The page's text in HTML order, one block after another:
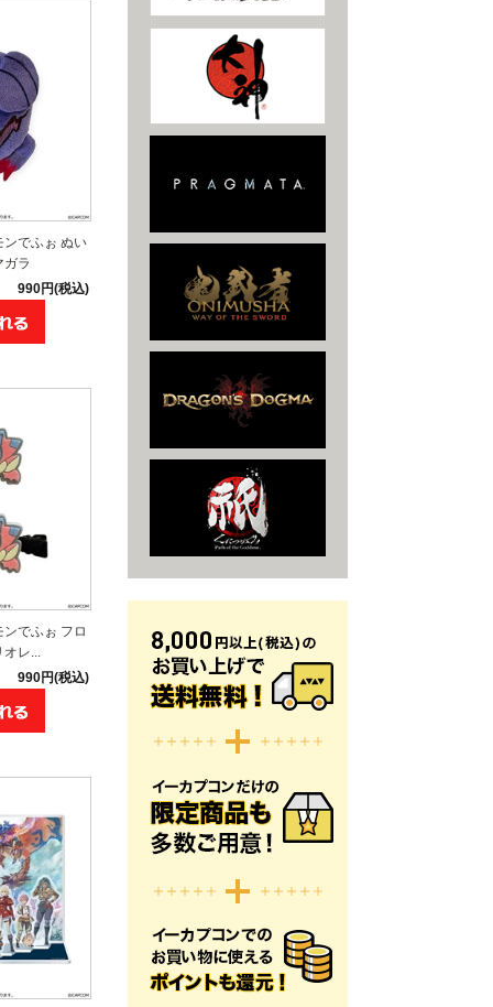
ンでふぉ ぬい
ラ
990円(税込)
でふぉ フロ
オレ...
990円(税込)